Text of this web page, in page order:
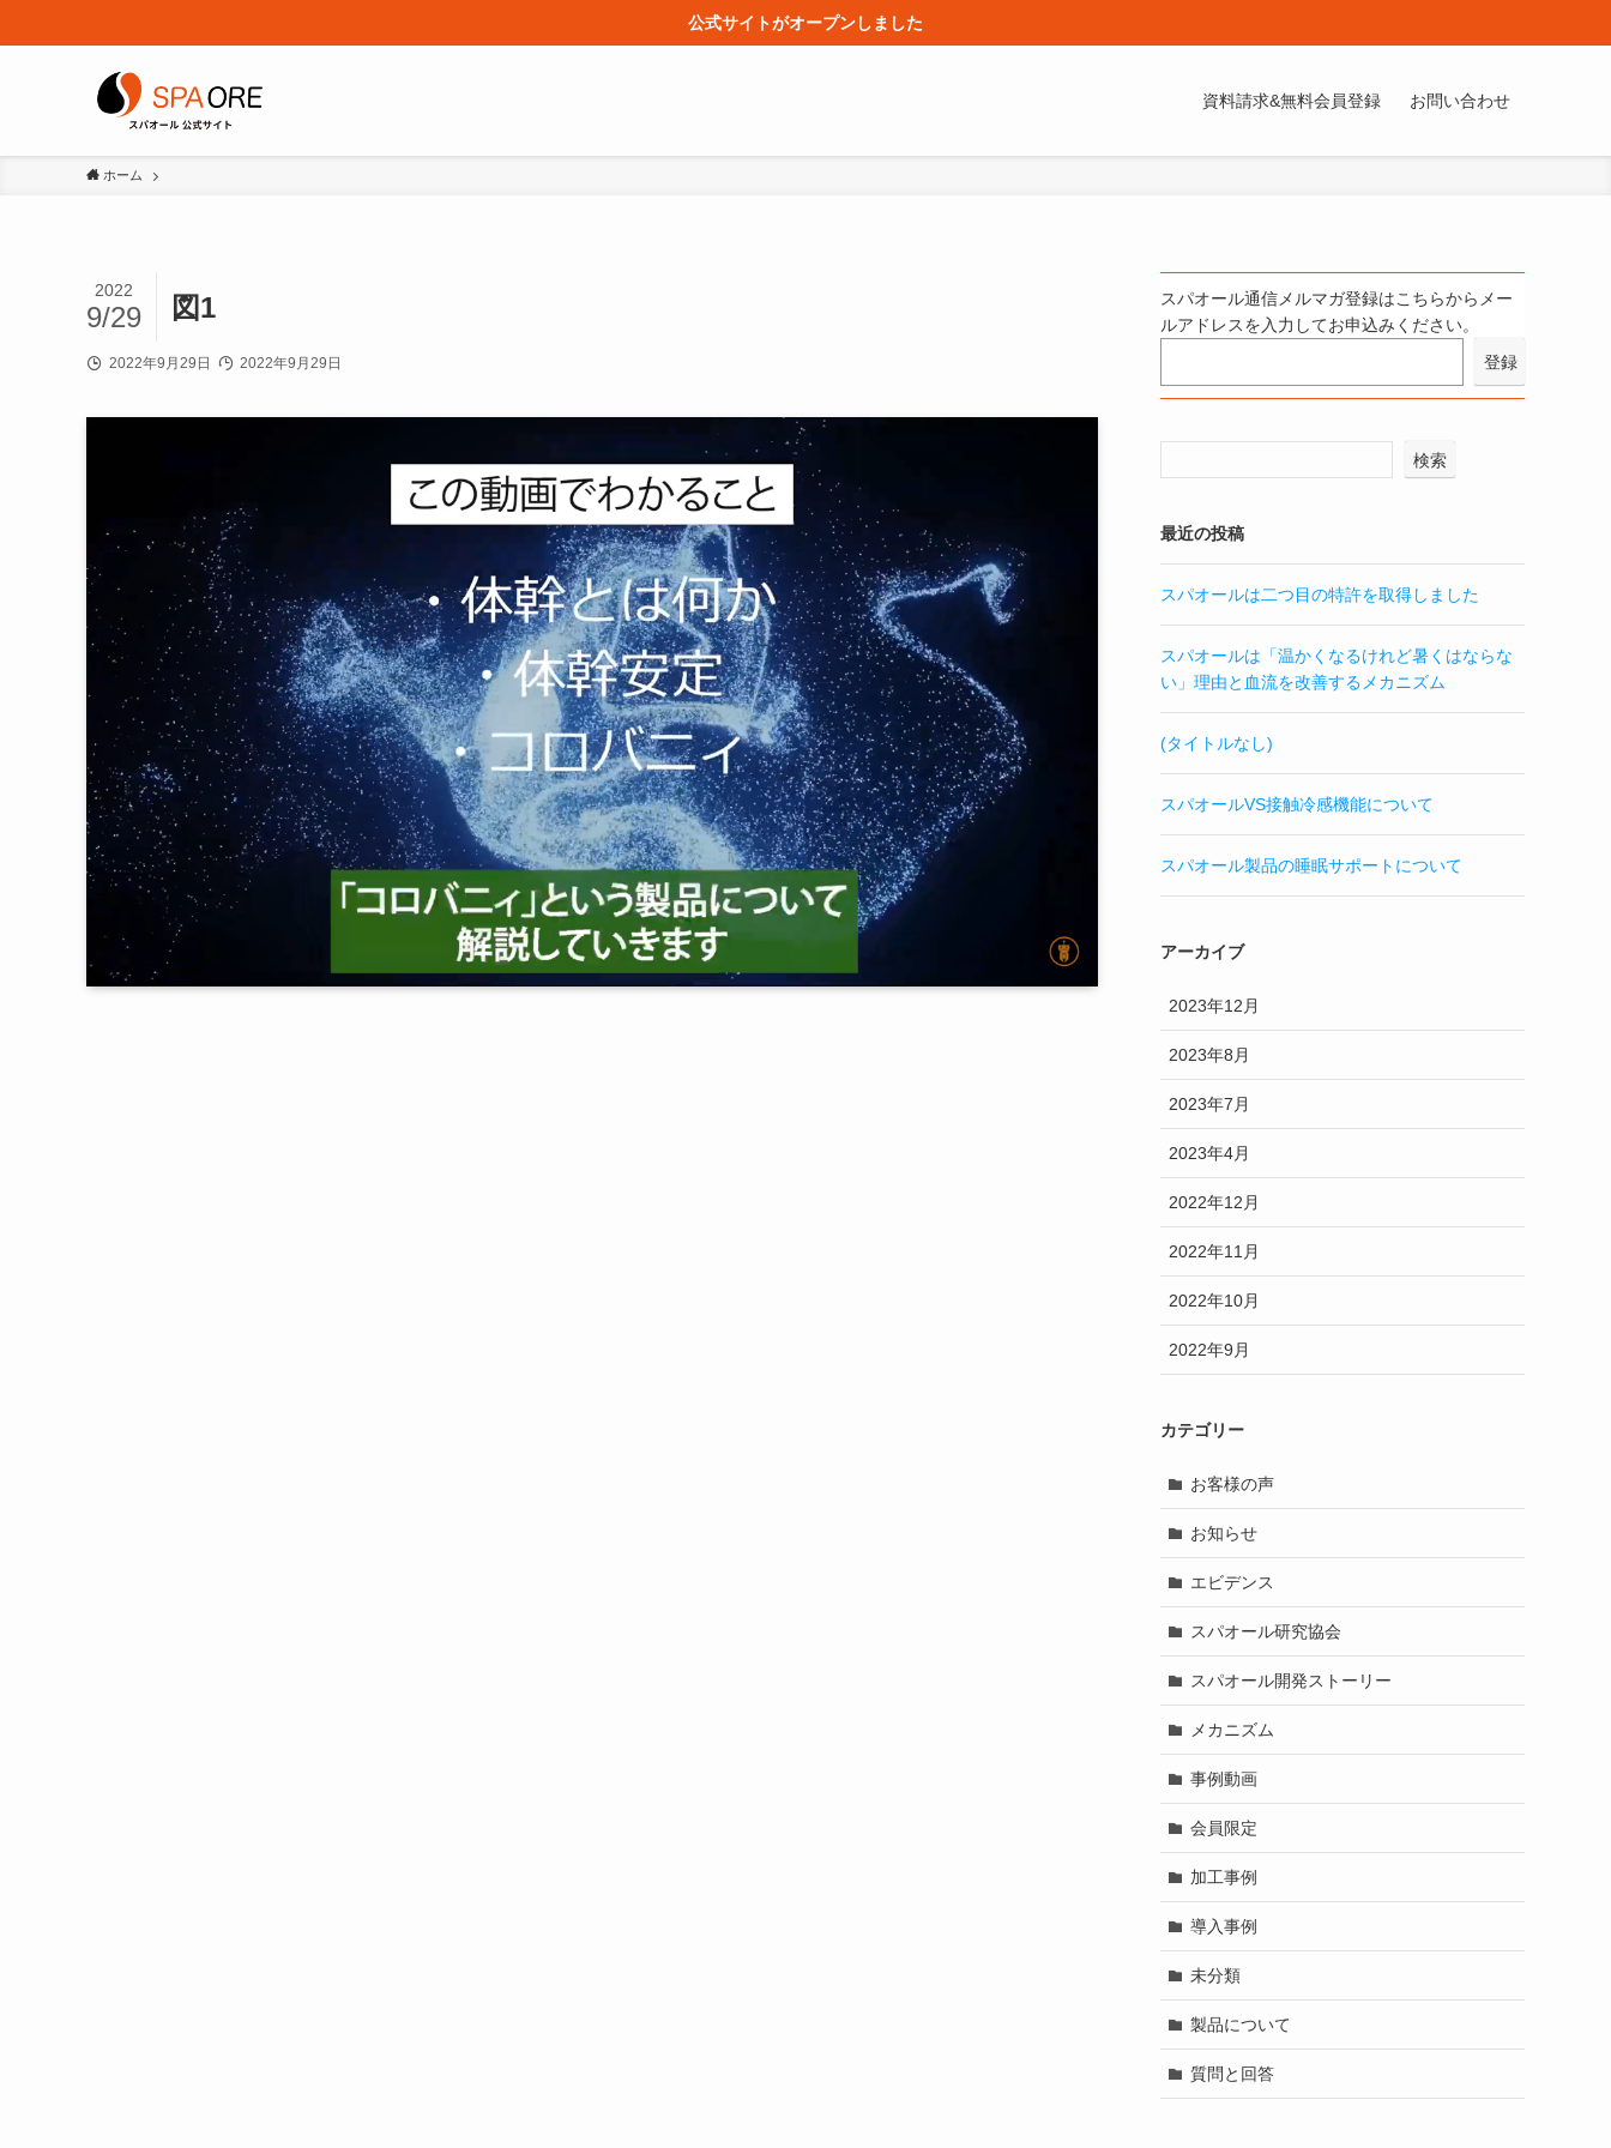
公式サイトがオープンしました
資料請求&無料会員登録 お問い合わせ
ホーム
図1
2022
9/29
2022年9月29日 2022年9月29日
スパオール通信メルマガ登録はこちらからメー
ルアドレスを入力してお申込みください。
検索
最近の投稿
スパオールは二つ目の特許を取得しました
スパオールは「温かくなるけれど暑くはならな
い」理由と血流を改善するメカニズム
(タイトルなし)
スパオールVS接触冷感機能について
スパオール製品の睡眠サポートについて
アーカイブ
2023年12月
2023年8月
2023年7月
2023年4月
2022年12月
2022年11月
2022年10月
2022年9月
カテゴリー
お客様の声
お知らせ
エビデンス
スパオール研究協会
スパオール開発ストーリー
メカニズム
事例動画
会員限定
加工事例
導入事例
未分類
製品について
質問と回答